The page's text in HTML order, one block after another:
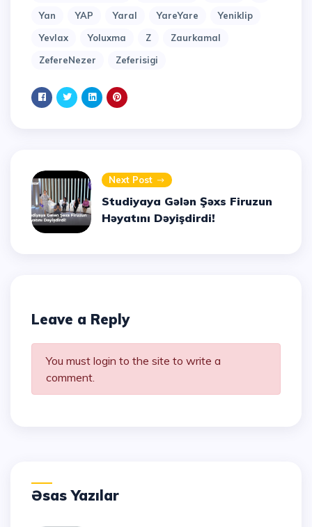
Yan
YAP Yaral YareYare
Yeniklip
Yevlax
Yoluxma Z
Zaurkamal
ZefereNezer
Zeferisigi
Next Post
Studiyaya Gələn Şəxs Firuzun
Həyatını Dəyişdirdi!
Leave a Reply
You must login to the site to write a
comment.
Əsas Yazılar